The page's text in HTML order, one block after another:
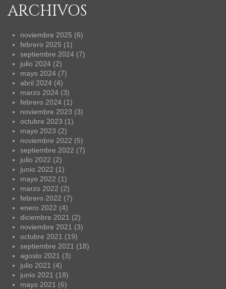
ARCHIVOS
noviembre 2025 (6)
febrero 2025 (1)
septiembre 2024 (7)
julio 2024 (2)
mayo 2024 (7)
abril 2024 (4)
marzo 2024 (3)
febrero 2024 (1)
noviembre 2023 (3)
octubre 2023 (1)
mayo 2023 (2)
noviembre 2022 (5)
septiembre 2022 (7)
julio 2022 (2)
junio 2022 (1)
mayo 2022 (1)
marzo 2022 (2)
febrero 2022 (7)
enero 2022 (4)
diciembre 2021 (2)
noviembre 2021 (3)
octubre 2021 (19)
septiembre 2021 (18)
agosto 2021 (3)
julio 2021 (4)
junio 2021 (18)
mayo 2021 (6)